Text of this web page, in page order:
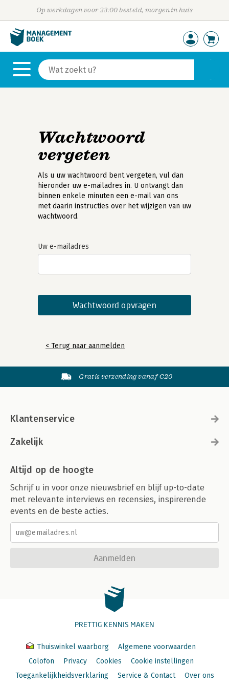
Op werkdagen voor 23:00 besteld, morgen in huis
Wachtwoord
vergeten
Als u uw wachtwoord bent vergeten, vul dan
hieronder uw e-mailadres in. U ontvangt dan
binnen enkele minuten een e-mail van ons
met daarin instructies over het wijzigen van uw
wachtwoord.
Uw e-mailadres
< Terug naar aanmelden
Gratis verzending vanaf €20
Klantenservice
Zakelijk
Altijd op de hoogte
Schrijf u in voor onze nieuwsbrief en blijf up-to-date
met relevante interviews en recensies, inspirerende
events en de beste acties.
Aanmelden
PRETTIG KENNIS MAKEN
Thuiswinkel waarborg
Algemene voorwaarden
Colofon
Privacy Cookies
Cookie instellingen
Toegankelijkheidsverklaring
Service & Contact Over ons